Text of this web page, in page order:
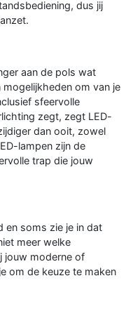
dus jij
aan de pols wat
om van je
sfeervolle
zegt, zegt LED-
dan ooit, zowel
lampen zijn de
trap die jouw
en soms zie je in dat
meer welke
jouw moderne of
om de keuze te maken